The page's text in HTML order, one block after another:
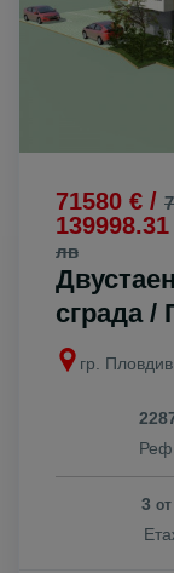
71580 € /
лв
сграда /
гр. Пловдив
3 от